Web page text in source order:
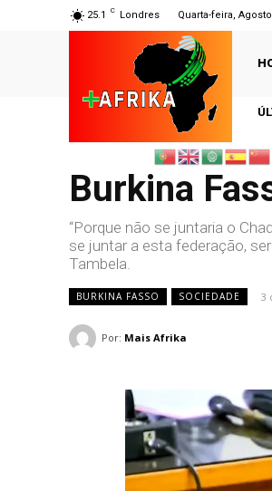
25.1 C Londres Quarta-feira,
Burkina
“Porque não se juntaria o
se juntar a esta federação,
Tambela.
BURKINA FASSO SOCIEDADE 3
Por: Mais Afrika